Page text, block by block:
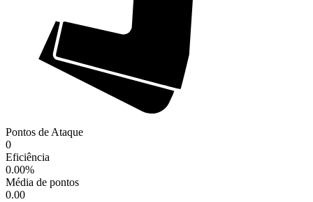
Pontos de Ataque
0
Eficiência
0.00%
Média de pontos
0.00